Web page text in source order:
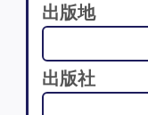
出版地
出版社